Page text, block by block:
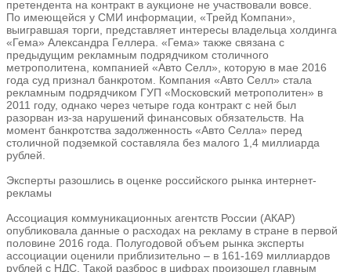
претендента на контракт в аукционе не участвовали вовсе.
По имеющейся у СМИ информации, «Трейд Компани»,
выигравшая торги, представляет интересы владельца холдинга
«Гема» Александра Геллера. «Гема» также связана с
предыдущим рекламным подрядчиком столичного
метрополитена, компанией «Авто Селл», которую в мае 2016
года суд признал банкротом. Компания «Авто Селл» стала
рекламным подрядчиком ГУП «Московский метрополитен» в
2011 году, однако через четыре года контракт с ней был
разорван из-за нарушений финансовых обязательств. На
момент банкротства задолженность «Авто Селла» перед
столичной подземкой составляла без малого 1,4 миллиарда
рублей.
Эксперты разошлись в оценке российского рынка интернет-
рекламы
Ассоциация коммуникационных агентств России (АКАР)
опубликовала данные о расходах на рекламу в стране в первой
половине 2016 года. Полугодовой объем рынка эксперты
ассоциации оценили приблизительно – в 161-169 миллиардов
рублей с НДС. Такой разброс в цифрах произошел главным